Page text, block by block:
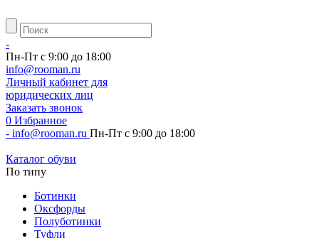
-
Пн-Пт с 9:00 до 18:00
info@rooman.ru
Личный кабинет для
юридических лиц
Заказать звонок
0 Избранное
- info@rooman.ru Пн-Пт с 9:00 до 18:00
Каталог обуви
По типу
Ботинки
Оксфорды
Полуботинки
Туфли